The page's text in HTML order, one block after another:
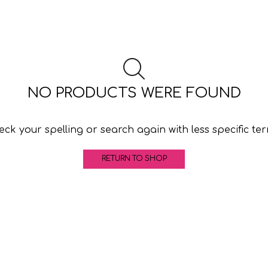
NO PRODUCTS WERE FOUND
your spelling or search again with less specific
RETURN TO SHOP